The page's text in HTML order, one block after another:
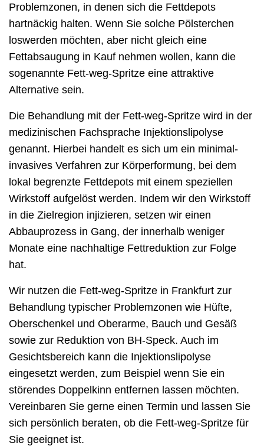
Problemzonen, in denen sich die Fettdepots
hartnäckig halten. Wenn Sie solche Pölsterchen
loswerden möchten, aber nicht gleich eine
Fettabsaugung in Kauf nehmen wollen, kann die
sogenannte Fett-weg-Spritze eine attraktive
Alternative sein.
Die Behandlung mit der Fett-weg-Spritze wird in der
medizinischen Fachsprache Injektionslipolyse
genannt. Hierbei handelt es sich um ein minimal-
invasives Verfahren zur Körperformung, bei dem
lokal begrenzte Fettdepots mit einem speziellen
Wirkstoff aufgelöst werden. Indem wir den Wirkstoff
in die Zielregion injizieren, setzen wir einen
Abbauprozess in Gang, der innerhalb weniger
Monate eine nachhaltige Fettreduktion zur Folge
hat.
Wir nutzen die Fett-weg-Spritze in Frankfurt zur
Behandlung typischer Problemzonen wie Hüfte,
Oberschenkel und Oberarme, Bauch und Gesäß
sowie zur Reduktion von BH-Speck. Auch im
Gesichtsbereich kann die Injektionslipolyse
eingesetzt werden, zum Beispiel wenn Sie ein
störendes Doppelkinn entfernen lassen möchten.
Vereinbaren Sie gerne einen Termin und lassen Sie
sich persönlich beraten, ob die Fett-weg-Spritze für
Sie geeignet ist.